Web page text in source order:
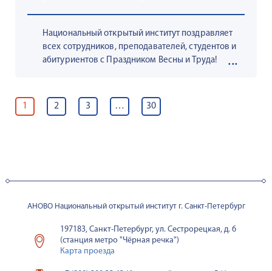
Национальный открытый институт поздравляет
всех сотрудников, преподавателей, студентов и
абитуриентов с Праздником Весны и Труда!
ЗАПИСЕЙ
1 2 3 … 30
АНОВО Национальный открытый институт г. Санкт-Петербург
197183, Санкт-Петербург, ул. Сестрорецкая, д. 6
(станция метро "Чёрная речка")
Карта проезда